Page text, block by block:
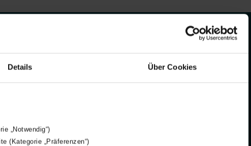
Details Über Cookies
„Notwendig“)
(Kategorie „Präferenzen“)
Arquitectura
Certificación